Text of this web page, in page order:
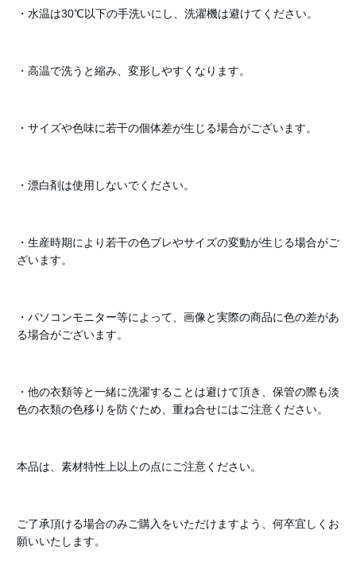
・水温は30℃以下の手洗いにし、洗濯機は避けてください。
・高温で洗うと縮み、変形しやすくなります。
・サイズや色味に若干の個体差が生じる場合がございます。
・漂白剤は使用しないでください。
・生産時期により若干の色ブレやサイズの変動が生じる場合がご
ざいます。
・パソコンモニター等によって、画像と実際の商品に色の差があ
る場合がございます。
・他の衣類等と一緒に洗濯することは避けて頂き、保管の際も淡
色の衣類の色移りを防ぐため、重ね合せにはご注意ください。
本品は、素材特性上以上の点にご注意ください。
ご了承頂ける場合のみご購入をいただけますよう、何卒宜しくお
願いいたします。